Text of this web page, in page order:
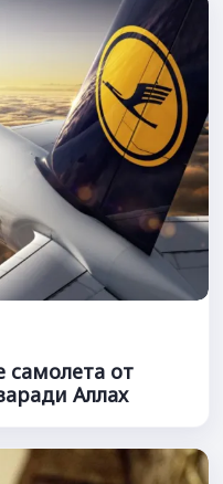
самолета от
Аллах